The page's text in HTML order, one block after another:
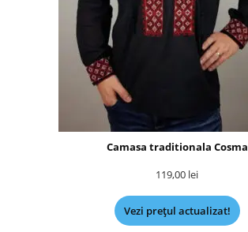
Camasa traditionala Cosma
119,00 lei
Vezi prețul actualizat!